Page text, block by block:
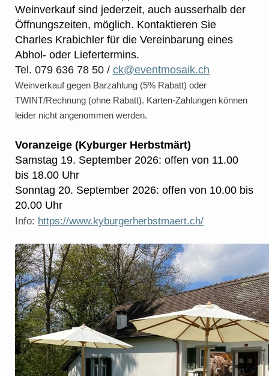
Weinverkauf sind jederzeit, auch ausserhalb der
Öffnungszeiten, möglich. Kontaktieren Sie
Charles Krabichler für die Vereinbarung eines
Abhol- oder Liefertermins.
Tel. 079 636 78 50 / ck@eventmosaik.ch
Weinverkauf gegen Barzahlung (5% Rabatt) oder
TWINT/Rechnung (ohne Rabatt). Karten-Zahlungen können
leider nicht angenommen werden.
Voranzeige (Kyburger Herbstmärt)
Samstag 19. September 2026: offen von 11.00
bis 18.00 Uhr
Sonntag 20. September 2026: offen von 10.00 bis
20.00 Uhr
Info: https://www.kyburgerherbstmaert.ch/